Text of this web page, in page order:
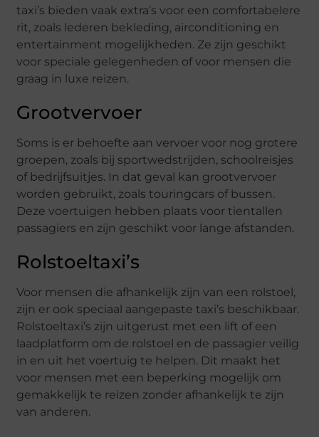
taxi’s bieden vaak extra’s voor een comfortabelere
rit, zoals lederen bekleding, airconditioning en
entertainment mogelijkheden. Ze zijn geschikt
voor speciale gelegenheden of voor mensen die
graag in luxe reizen.
Grootvervoer
Soms is er behoefte aan vervoer voor nog grotere
groepen, zoals bij sportwedstrijden, schoolreisjes
of bedrijfsuitjes. In dat geval kan grootvervoer
worden gebruikt, zoals touringcars of bussen.
Deze voertuigen hebben plaats voor tientallen
passagiers en zijn geschikt voor lange afstanden.
Rolstoeltaxi’s
Voor mensen die afhankelijk zijn van een rolstoel,
zijn er ook speciaal aangepaste taxi’s beschikbaar.
Rolstoeltaxi’s zijn uitgerust met een lift of een
laadplatform om de rolstoel en de passagier veilig
in en uit het voertuig te helpen. Dit maakt het
voor mensen met een beperking mogelijk om
gemakkelijk te reizen zonder afhankelijk te zijn
van anderen.